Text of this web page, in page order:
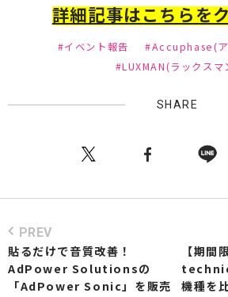
詳細記事はこちらを
#イベント報告
#Accuphase(ア
#LUXMAN(ラックスマ
SHARE
PREV
貼るだけで音質改善！
AdPower Solutionsの
「AdPower Sonic」を販売
【期
機種を